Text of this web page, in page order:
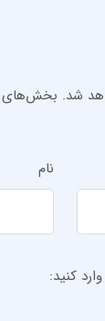
شد. بخش‌های
نام
کنید: